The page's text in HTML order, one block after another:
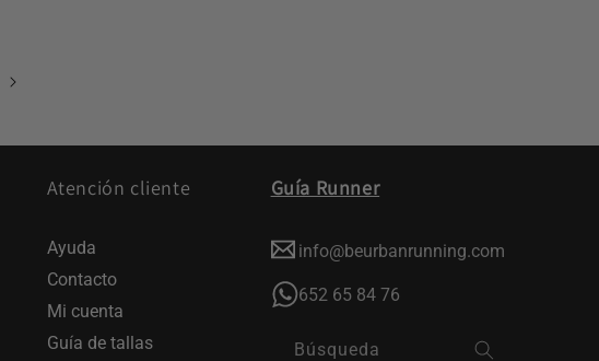
Atención cliente
Ayuda
Contacto
Mi cuenta
Guía de tallas
Guía Runner
info@beurbanrunning.com
652 65 84 76
Búsqueda